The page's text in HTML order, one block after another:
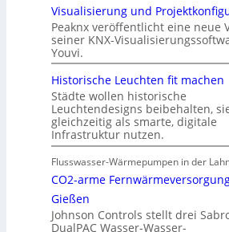
Visualisierung und
Peaknx veröffentlicht eine neue
seiner KNX-
Youvi.
Historische Leuchten fit machen
Städte wollen historische
Leuchtendesigns beibehalten,
gleichzeitig als smarte, digitale
Infrastruktur nutzen.
Flusswasser-Wärmepumpen in der
CO2-arme
Gießen
Johnson Controls stellt drei
DualPAC Wasser-Wasser-